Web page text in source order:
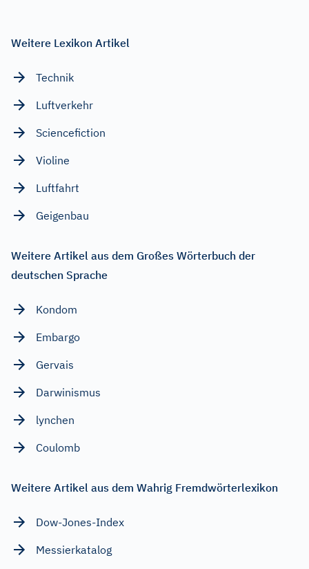
Weitere Lexikon Artikel
Technik
Luftverkehr
Sciencefiction
Violine
Luftfahrt
Geigenbau
Weitere Artikel aus dem Großes Wörterbuch der
deutschen Sprache
Kondom
Embargo
Gervais
Darwinismus
lynchen
Coulomb
Weitere Artikel aus dem Wahrig Fremdwörterlexikon
Dow-Jones-Index
Messierkatalog